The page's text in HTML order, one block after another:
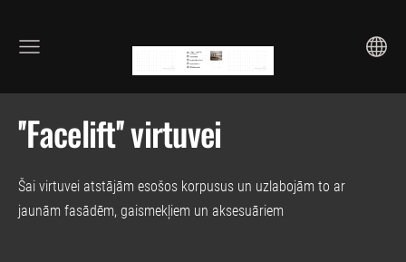
''Facelift'' virtuvei
Šai virtuvei atstājām esošos korpusus un uzlabojām to ar
jaunām fasādēm, gaismekļiem un aksesuāriem